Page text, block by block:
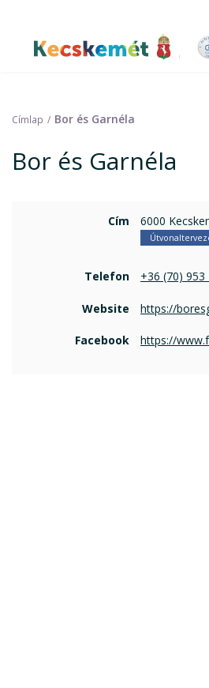
tartalomra
Kecskemét Város
Címlap Bor és Garnéla
Bor és Garnéla
Cím 6000
Telefon +36 (70) 953
Website https://
Facebook https://